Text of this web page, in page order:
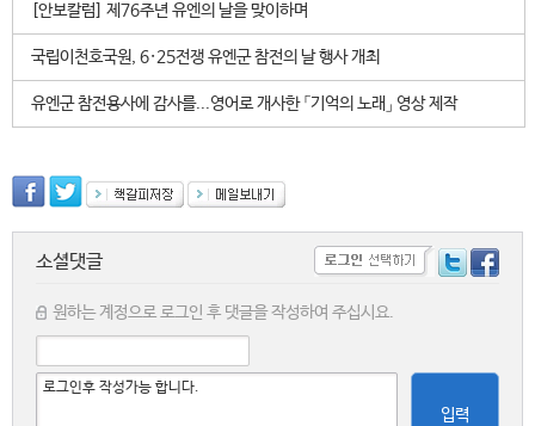
[안보칼럼] 제76주년 유엔의 날을 맞이하며
국립이천호국원, 6·25전쟁 유엔군 참전의 날 행사 개최
유엔군 참전용사에 감사를...영어로 개사한 「기억의 노래」 영상 제작
소셜댓글
원하는 계정으로 로그인 후 댓글을 작성하여 주십시요.
입력